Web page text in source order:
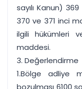
sayılı Kanun)
370 ve 371 inci
ilgili hükümleri
maddesi.
3. Değerlendirme
1.Bölge adliye
bozulması 6100